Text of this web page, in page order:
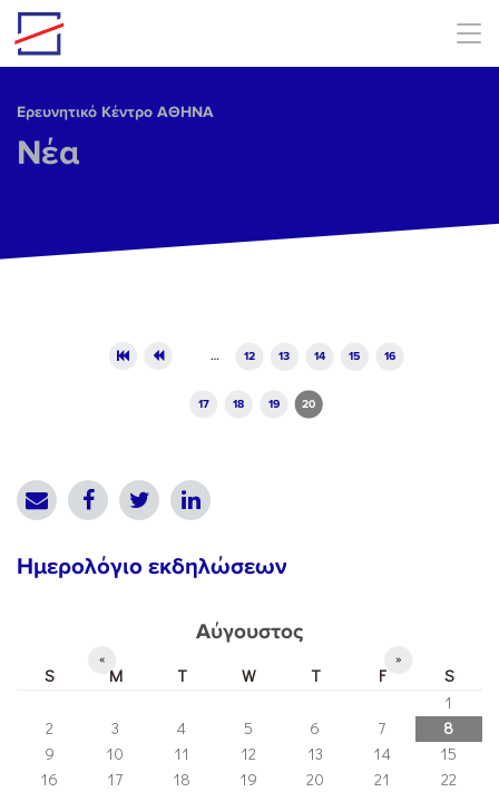
Skip to main content
Ερευνητικό Κέντρο ΑΘΗΝΑ
Νέα
… 12 13 14 15 16
17 18 19 20
Ημερολόγιο εκδηλώσεων
Αύγουστος
« »
S M T W T F
S
1
2
3 4 5 6 7
8
9
10 11 12 13 14
15
16
17 18 19 20 21
22